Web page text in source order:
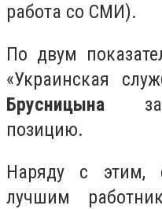
работа со СМИ).
По двум
«Украинская
Брусницына
позицию.
Наряду с этим,
лучшим